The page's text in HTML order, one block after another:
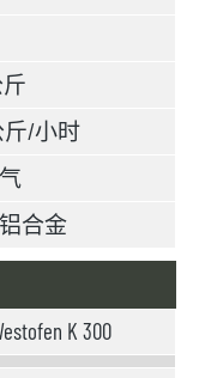
斤
斤/小时
合金
K 300